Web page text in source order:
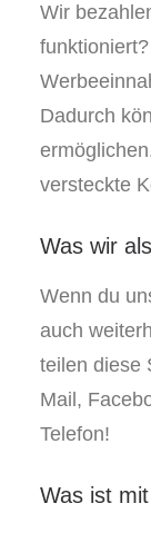
Wir
Dadurch
versteckte
Was wir
Wenn du
auch
teilen diese
Mail,
Telefon!
Was ist